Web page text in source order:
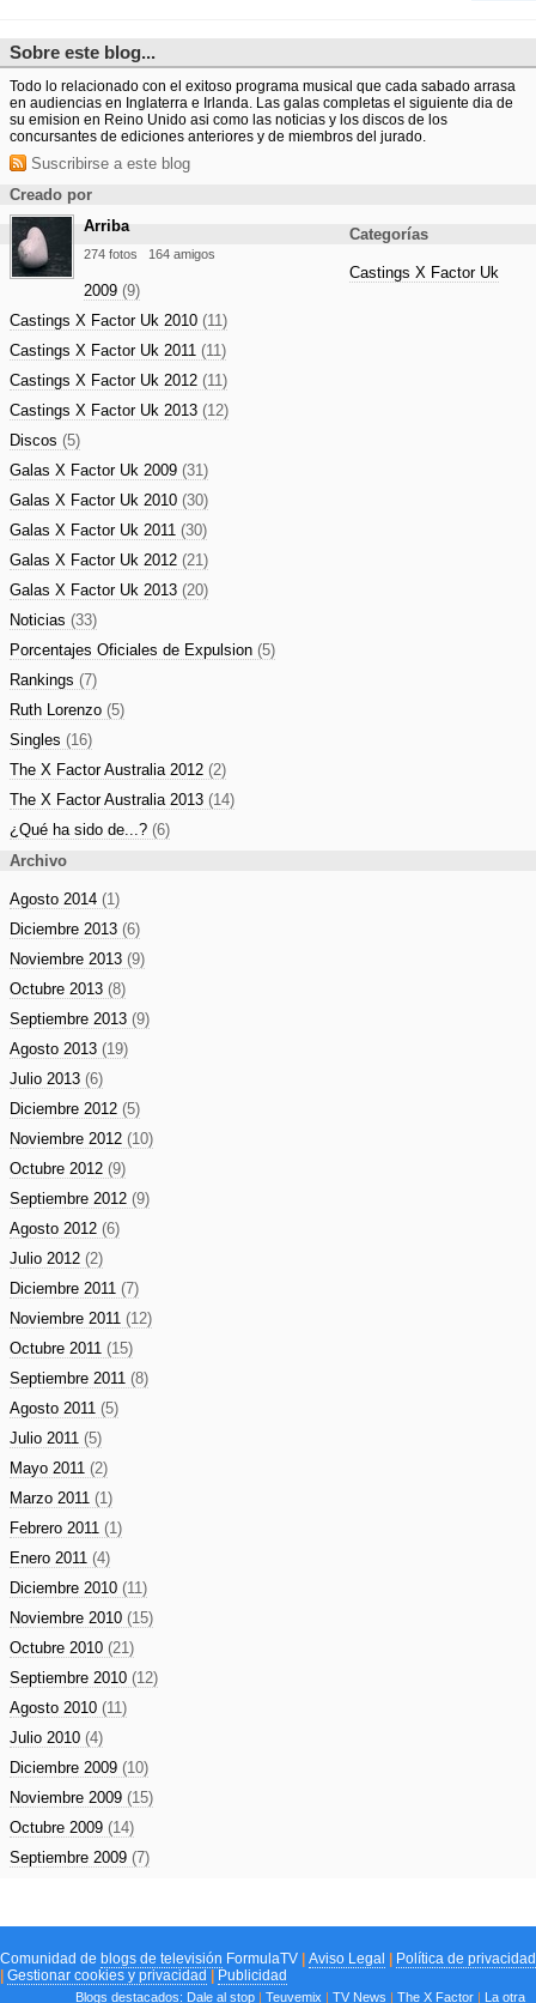
Sobre este blog...
Todo lo relacionado con el exitoso programa musical que cada sabado arrasa
en audiencias en Inglaterra e Irlanda. Las galas completas el siguiente dia de
su emision en Reino Unido asi como las noticias y los discos de los
concursantes de ediciones anteriores y de miembros del jurado.
Suscribirse a este blog
Creado por
Arriba
274 fotos 164 amigos
Categorías
Castings X Factor Uk
2009 (9)
Castings X Factor Uk 2010 (11)
Castings X Factor Uk 2011 (11)
Castings X Factor Uk 2012 (11)
Castings X Factor Uk 2013 (12)
Discos (5)
Galas X Factor Uk 2009 (31)
Galas X Factor Uk 2010 (30)
Galas X Factor Uk 2011 (30)
Galas X Factor Uk 2012 (21)
Galas X Factor Uk 2013 (20)
Noticias (33)
Porcentajes Oficiales de Expulsion (5)
Rankings (7)
Ruth Lorenzo (5)
Singles (16)
The X Factor Australia 2012 (2)
The X Factor Australia 2013 (14)
¿Qué ha sido de...? (6)
Archivo
Agosto 2014 (1)
Diciembre 2013 (6)
Noviembre 2013 (9)
Octubre 2013 (8)
Septiembre 2013 (9)
Agosto 2013 (19)
Julio 2013 (6)
Diciembre 2012 (5)
Noviembre 2012 (10)
Octubre 2012 (9)
Septiembre 2012 (9)
Agosto 2012 (6)
Julio 2012 (2)
Diciembre 2011 (7)
Noviembre 2011 (12)
Octubre 2011 (15)
Septiembre 2011 (8)
Agosto 2011 (5)
Julio 2011 (5)
Mayo 2011 (2)
Marzo 2011 (1)
Febrero 2011 (1)
Enero 2011 (4)
Diciembre 2010 (11)
Noviembre 2010 (15)
Octubre 2010 (21)
Septiembre 2010 (12)
Agosto 2010 (11)
Julio 2010 (4)
Diciembre 2009 (10)
Noviembre 2009 (15)
Octubre 2009 (14)
Septiembre 2009 (7)
Comunidad de blogs de televisión FormulaTV Aviso Legal
Política de privacidad
Gestionar cookies y privacidad Publicidad
Blogs destacados: Dale al stop | Teuvemix | TV News | The X Factor | La otra